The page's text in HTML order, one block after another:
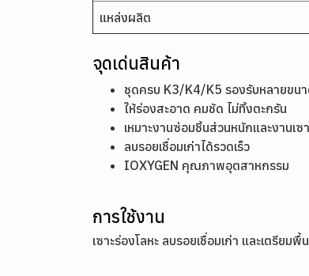
แหล่งผลิต
จุดเด่นสินค้า
ชุดครบ K3/K4/K5 รองรับหลายขน
ให้ร่องสะอาด คมชัด ไม่ทิ้งตะกรัน
เหมาะงานซ่อมชิ้นส่วนหนักและงานเซ
ลบรอยเชื่อมเก่าได้รวดเร็ว
IOXYGEN คุณภาพอุตสาหกรรม
การใช้งาน
เซาะร่องโลหะ ลบรอยเชื่อมเก่า และเตรียม